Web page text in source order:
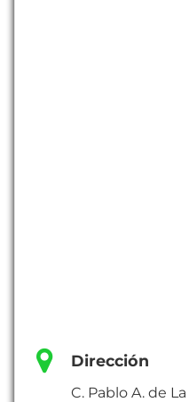
Dirección
C. Pablo A. de